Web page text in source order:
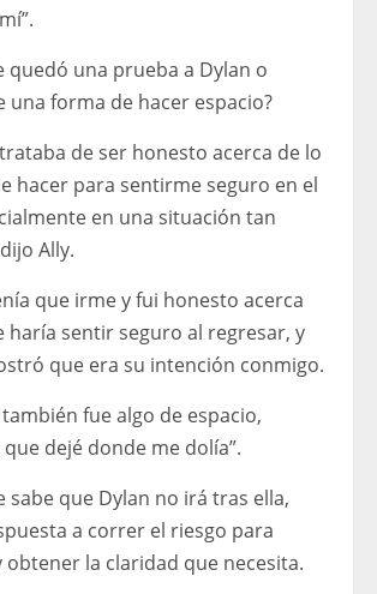
quedó una prueba a Dylan o
una forma de hacer espacio?
de ser honesto acerca de lo
hacer para sentirme seguro en el
en una situación tan
Ally.
que irme y fui honesto acerca
haría sentir seguro al regresar, y
que era su intención conmigo.
también fue algo de espacio,
dejé donde me dolía”.
sabe que Dylan no irá tras ella,
a correr el riesgo para
obtener la claridad que necesita.